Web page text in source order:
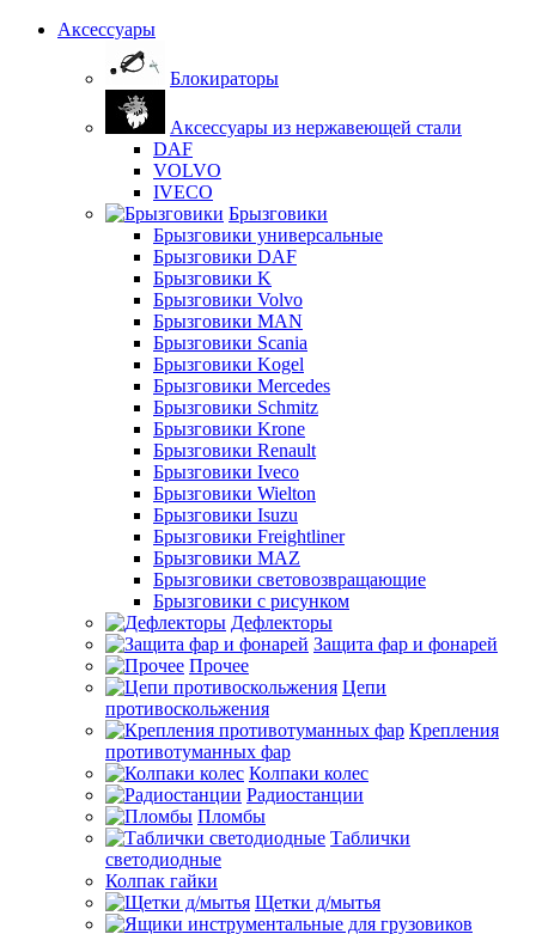
Аксессуары
Блокираторы
Аксессуары из нержавеющей стали
DAF
VOLVO
IVECO
Брызговики
Брызговики универсальные
Брызговики DAF
Брызговики K
Брызговики Volvo
Брызговики MAN
Брызговики Scania
Брызговики Kogel
Брызговики Mercedes
Брызговики Schmitz
Брызговики Krone
Брызговики Renault
Брызговики Iveco
Брызговики Wielton
Брызговики Isuzu
Брызговики Freightliner
Брызговики MAZ
Брызговики световозвращающие
Брызговики с рисунком
Дефлекторы
Защита фар и фонарей
Прочее
Цепи
противоскольжения
Крепления
противотуманных фар
Колпаки колес
Радиостанции
Пломбы
Таблички
светодиодные
Колпак гайки
Щетки д/мытья